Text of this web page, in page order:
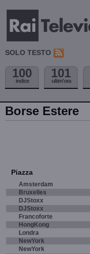
SOLO TESTO
100
indice
101
ultim'ora
Borse Estere
Piazza
Amsterdam
Bruxelles
DJStoxx
DJStoxx
Francoforte
HongKong
Londra
NewYork
NewYork